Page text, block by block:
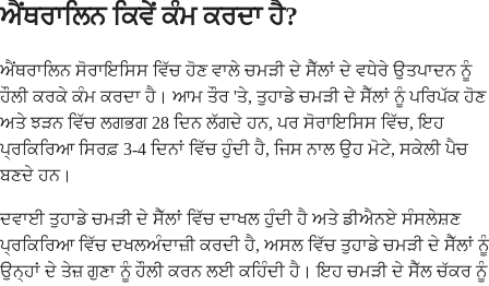
ਐਂਥਰਾਲਿਨ ਕਿਵੇਂ ਕੰਮ ਕਰਦਾ ਹੈ?
ਐਂਥਰਾਲਿਨ ਸੋਰਾਇਸਿਸ ਵਿੱਚ ਹੋਣ ਵਾਲੇ ਚਮੜੀ ਦੇ ਸੈੱਲਾਂ ਦੇ ਵਧੇਰੇ ਉਤਪਾਦਨ ਨੂੰ
ਹੌਲੀ ਕਰਕੇ ਕੰਮ ਕਰਦਾ ਹੈ। ਆਮ ਤੌਰ 'ਤੇ, ਤੁਹਾਡੇ ਚਮੜੀ ਦੇ ਸੈੱਲਾਂ ਨੂੰ ਪਰਿਪੱਕ ਹੋਣ
ਅਤੇ ਝੜਨ ਵਿੱਚ ਲਗਭਗ 28 ਦਿਨ ਲੱਗਦੇ ਹਨ, ਪਰ ਸੋਰਾਇਸਿਸ ਵਿੱਚ, ਇਹ
ਪ੍ਰਕਿਰਿਆ ਸਿਰਫ਼ 3-4 ਦਿਨਾਂ ਵਿੱਚ ਹੁੰਦੀ ਹੈ, ਜਿਸ ਨਾਲ ਉਹ ਮੋਟੇ, ਸਕੇਲੀ ਪੈਚ
ਬਣਦੇ ਹਨ।
ਦਵਾਈ ਤੁਹਾਡੇ ਚਮੜੀ ਦੇ ਸੈੱਲਾਂ ਵਿੱਚ ਦਾਖਲ ਹੁੰਦੀ ਹੈ ਅਤੇ ਡੀਐਨਏ ਸੰਸਲੇਸ਼ਣ
ਪ੍ਰਕਿਰਿਆ ਵਿੱਚ ਦਖਲਅੰਦਾਜ਼ੀ ਕਰਦੀ ਹੈ, ਅਸਲ ਵਿੱਚ ਤੁਹਾਡੇ ਚਮੜੀ ਦੇ ਸੈੱਲਾਂ ਨੂੰ
ਉਨ੍ਹਾਂ ਦੇ ਤੇਜ਼ ਗੁਣਾ ਨੂੰ ਹੌਲੀ ਕਰਨ ਲਈ ਕਹਿੰਦੀ ਹੈ। ਇਹ ਚਮੜੀ ਦੇ ਸੈੱਲ ਚੱਕਰ ਨੂੰ